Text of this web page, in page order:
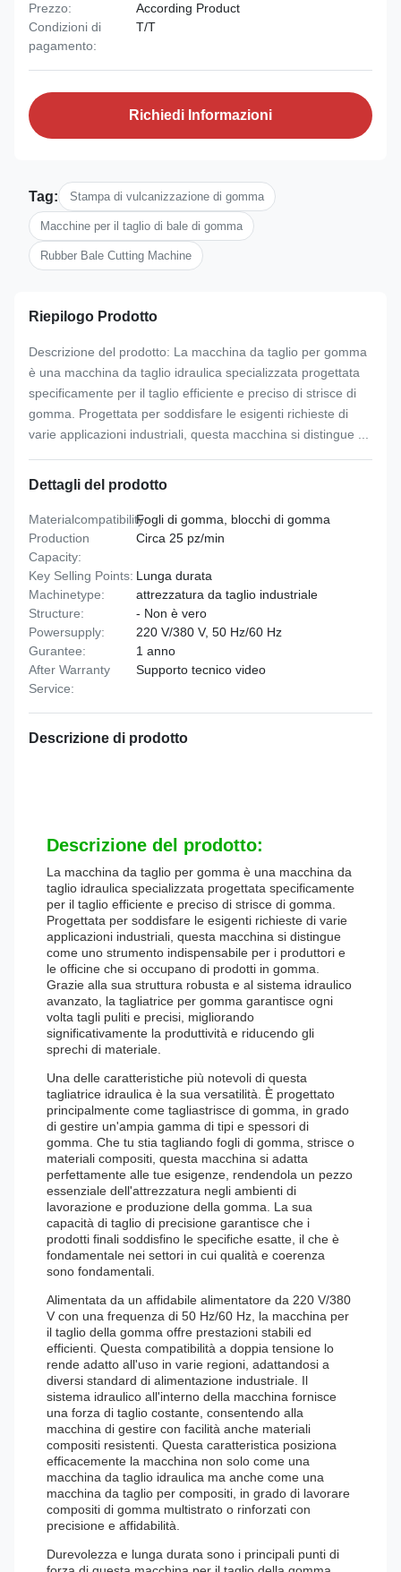
Prezzo:
According Product
Condizioni di
pagamento:
T/T
Richiedi Informazioni
Tag: Stampa di vulcanizzazione di gomma
Macchine per il taglio di bale di gomma
Rubber Bale Cutting Machine
Riepilogo Prodotto
Descrizione del prodotto: La macchina da taglio per gomma
è una macchina da taglio idraulica specializzata progettata
specificamente per il taglio efficiente e preciso di strisce di
gomma. Progettata per soddisfare le esigenti richieste di
varie applicazioni industriali, questa macchina si distingue ...
Dettagli del prodotto
Materialcompatibility:Fogli di gomma, blocchi di gomma
Production
Capacity:
Circa 25 pz/min
Key Selling Points: Lunga durata
Machinetype:
attrezzatura da taglio industriale
Structure:
- Non è vero
Powersupply:
220 V/380 V, 50 Hz/60 Hz
Gurantee:
1 anno
After Warranty
Service:
Supporto tecnico video
Descrizione di prodotto
Descrizione del prodotto:
La macchina da taglio per gomma è una macchina da
taglio idraulica specializzata progettata specificamente
per il taglio efficiente e preciso di strisce di gomma.
Progettata per soddisfare le esigenti richieste di varie
applicazioni industriali, questa macchina si distingue
come uno strumento indispensabile per i produttori e
le officine che si occupano di prodotti in gomma.
Grazie alla sua struttura robusta e al sistema idraulico
avanzato, la tagliatrice per gomma garantisce ogni
volta tagli puliti e precisi, migliorando
significativamente la produttività e riducendo gli
sprechi di materiale.
Una delle caratteristiche più notevoli di questa
tagliatrice idraulica è la sua versatilità. È progettato
principalmente come tagliastrisce di gomma, in grado
di gestire un'ampia gamma di tipi e spessori di
gomma. Che tu stia tagliando fogli di gomma, strisce o
materiali compositi, questa macchina si adatta
perfettamente alle tue esigenze, rendendola un pezzo
essenziale dell'attrezzatura negli ambienti di
lavorazione e produzione della gomma. La sua
capacità di taglio di precisione garantisce che i
prodotti finali soddisfino le specifiche esatte, il che è
fondamentale nei settori in cui qualità e coerenza
sono fondamentali.
Alimentata da un affidabile alimentatore da 220 V/380
V con una frequenza di 50 Hz/60 Hz, la macchina per
il taglio della gomma offre prestazioni stabili ed
efficienti. Questa compatibilità a doppia tensione lo
rende adatto all'uso in varie regioni, adattandosi a
diversi standard di alimentazione industriale. Il
sistema idraulico all'interno della macchina fornisce
una forza di taglio costante, consentendo alla
macchina di gestire con facilità anche materiali
compositi resistenti. Questa caratteristica posiziona
efficacemente la macchina non solo come una
macchina da taglio idraulica ma anche come una
macchina da taglio per compositi, in grado di lavorare
compositi di gomma multistrato o rinforzati con
precisione e affidabilità.
Durevolezza e lunga durata sono i principali punti di